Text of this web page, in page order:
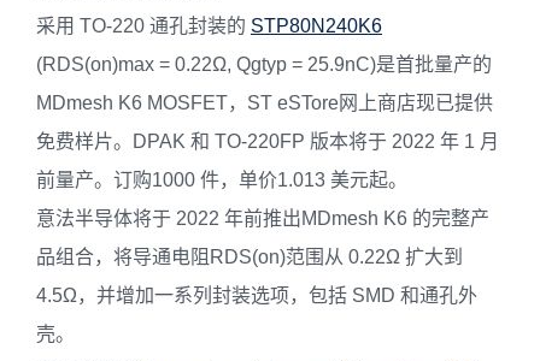
采用 TO-220 通孔封装的 STP80N240K6
(RDS(on)max = 0.22Ω, Qgtyp = 25.9nC)是首批量产的
MDmesh K6 MOSFET，ST eSTore网上商店现已提供
免费样片。DPAK 和 TO-220FP 版本将于 2022 年 1 月
前量产。订购1000 件，单价1.013 美元起。
意法半导体将于 2022 年前推出MDmesh K6 的完整产
品组合，将导通电阻RDS(on)范围从 0.22Ω 扩大到
4.5Ω，并增加一系列封装选项，包括 SMD 和通孔外
壳。